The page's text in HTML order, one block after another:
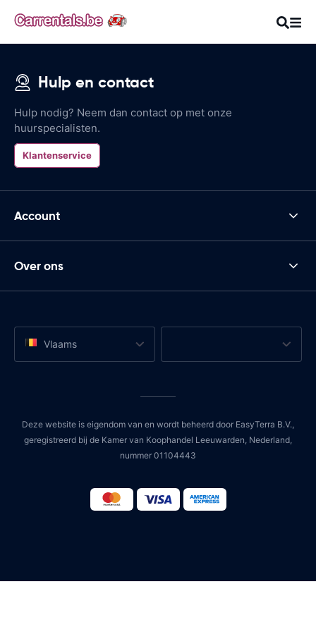
Hulp en contact
Hulp nodig? Neem dan contact op met onze
huurspecialisten.
Klantenservice
Account
Over ons
Vlaams
Deze website is eigendom van en wordt beheerd door EasyTerra B.V.,
geregistreerd bij de Kamer van Koophandel Leeuwarden, Nederland,
nummer 01104443